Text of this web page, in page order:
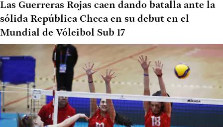
Las Guerreras Rojas caen dando batalla ante la
sólida República Checa en su debut en el
Mundial de Vóleibol Sub 17